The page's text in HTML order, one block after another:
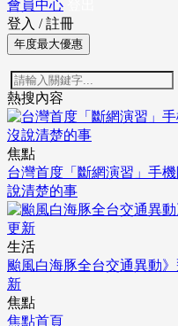
會員中心
登入 / 註冊
年度最大優惠
熱搜內容
焦點
台灣首度「斷網演習」手
說清楚的事
生活
颱風白海豚全台交通異動
新
焦點
焦點首頁